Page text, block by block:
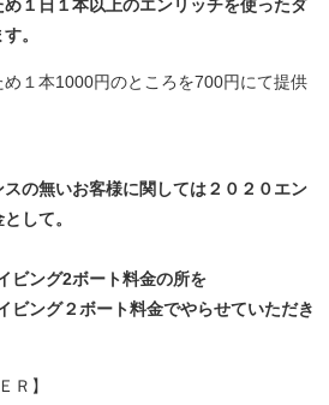
１日１本以上のエンリッチを使ったダ
。
１本1000円のところを700円にて提供
の無いお客様に関しては２０２０エン
して。
ビング2ボート料金の所を
ビング２ボート料金でやらせていただき
Ｒ】